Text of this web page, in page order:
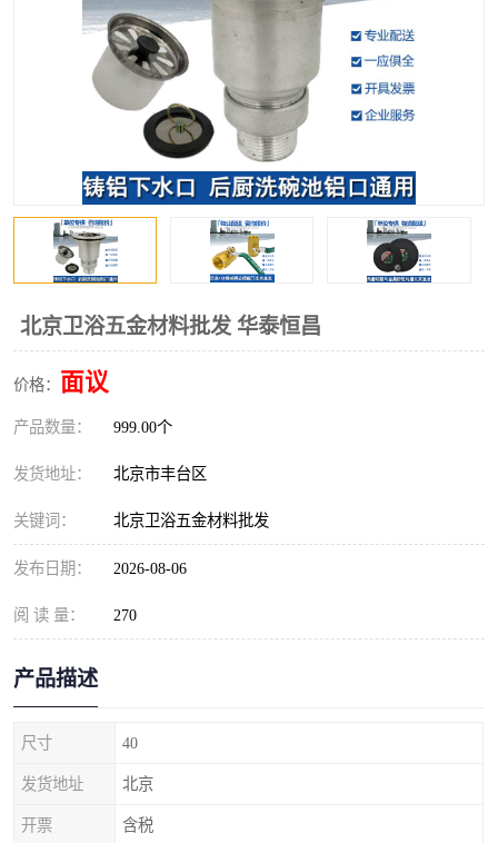
北京卫浴五金材料批发 华泰恒昌
价格： 面议
产品数量： 999.00个
发货地址： 北京市丰台区
关键词： 北京卫浴五金材料批发
发布日期： 2026-08-06
阅 读 量： 270
产品描述
尺寸 40
发货地址 北京
开票 含税